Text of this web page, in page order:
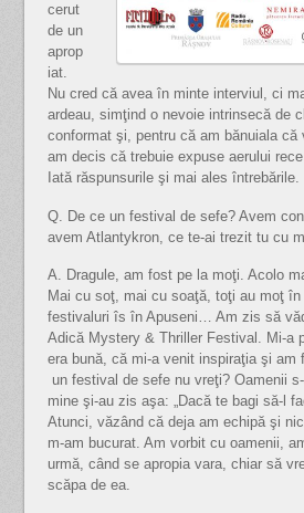
cerut
de un
aprop
iat.
Nu cred că avea în minte interviul, ci
ardeau, simţind o nevoie intrinsecă de
conformat şi, pentru că am bănuiala că
am decis că trebuie expuse aerului
Iată răspunsurile şi mai ales întrebările.
Q. De ce un festival de sefe? Avem
avem Atlantykron, ce te-ai trezit tu cu
A. Dragule, am fost pe la moţi. Acolo
Mai cu soţ, mai cu soaţă, toţi au moţ
festivaluri îs în Apuseni… Am zis să
Adică Mystery & Thriller Festival. Mi-a
era bună, că mi-a venit inspiraţia şi am
un festival de sefe nu vreţi? Oamenii
mine şi-au zis aşa: „Dacă te bagi să-l
Atunci, văzând că deja am echipă şi
m-am bucurat. Am vorbit cu oamenii,
urmă, când se apropia vara, chiar să
scăpa de ea.